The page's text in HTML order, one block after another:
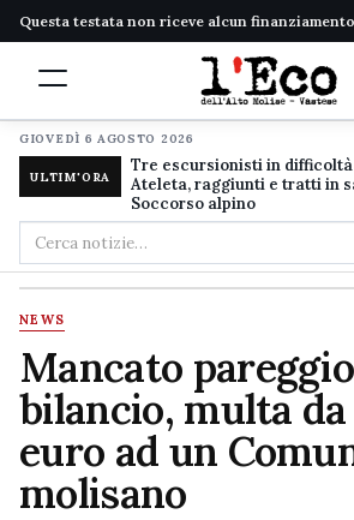
Questa testata non riceve alcun
GIOVEDÌ 6 AGOSTO 2026
ULTIM'ORA
Tre escursionisti in
Ateleta, raggiunti e tratti in
Soccorso alpino
Cerca
nel
sito
NEWS
Mancato pareggio
bilancio, multa da
euro ad un
molisano